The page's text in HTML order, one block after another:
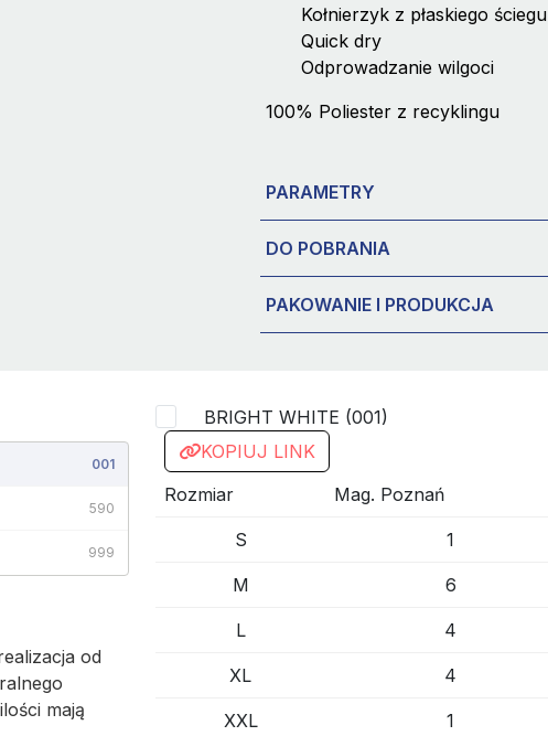
Kołnierzyk z płaskiego ściegu
Quick dry
Odprowadzanie wilgoci
100% Poliester z recyklingu
PARAMETRY
DO POBRANIA
PAKOWANIE I PRODUKCJA
001
590
999
od
mają
BRIGHT WHITE (001)
KOPIUJ LINK
Rozmiar
Mag. Poznań
S 1
M 6
L 4
XL 4
XXL 1